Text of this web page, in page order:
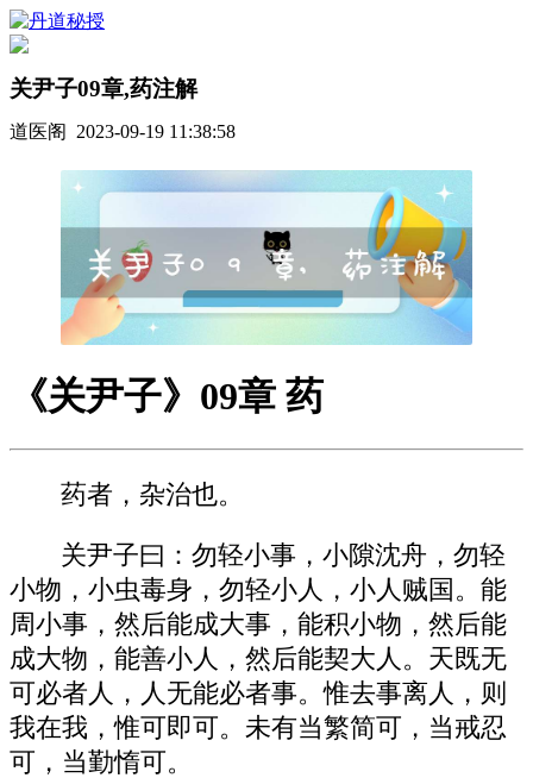
关尹子09章,药注解
道医阁 2023-09-19 11:38:58
《关尹子》09章 药
药者，杂治也。
关尹子曰：勿轻小事，小隙沈舟，勿轻
小物，小虫毒身，勿轻小人，小人贼国。能
周小事，然后能成大事，能积小物，然后能
成大物，能善小人，然后能契大人。天既无
可必者人，人无能必者事。惟去事离人，则
我在我，惟可即可。未有当繁简可，当戒忍
可，当勤惰可。